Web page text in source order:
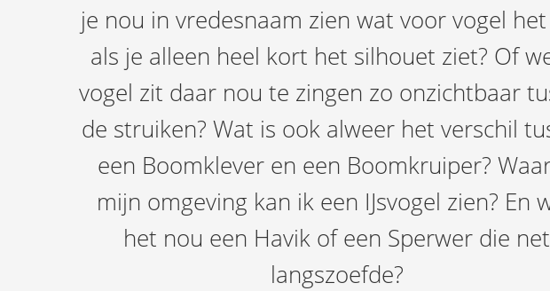
je nou in vredesnaam zien wat voor vogel
als je alleen heel kort het silhouet ziet? Of
vogel zit daar nou te zingen zo onzichtbaar
de struiken? Wat is ook alweer het verschil
een Boomklever en een Boomkruiper?
mijn omgeving kan ik een IJsvogel zien? En
het nou een Havik of een Sperwer die net
langszoefde?